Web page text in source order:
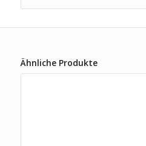
Ähnliche Produkte